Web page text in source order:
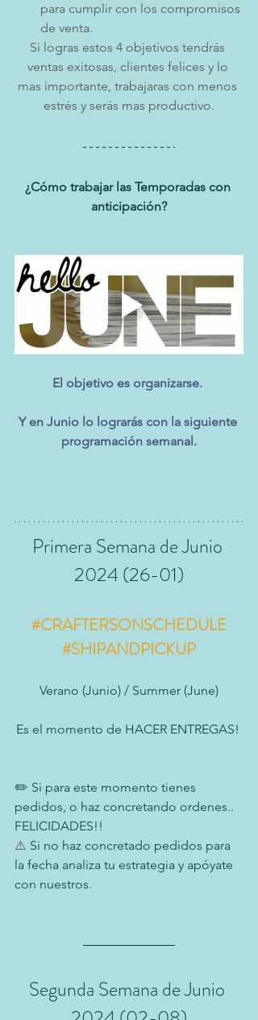
para cumplir con los compromisos
de venta.
Si logras estos 4 objetivos tendrás
ventas exitosas, clientes felices y lo
mas importante, trabajaras con menos
estrés y serás mas productivo.
¿Cómo trabajar las Temporadas con
anticipación?
El objetivo es organizarse.
Y en Junio lo lograrás con la siguiente
programación semanal.
Primera Semana de Junio
2024 (26-01)
#CRAFTERSONSCHEDULE
#SHIPANDPICKUP
Verano (Junio) / Summer (June)
Es el momento de HACER ENTREGAS!
✏️ Si para este momento tienes
pedidos, o haz concretando ordenes..
FELICIDADES!!
⚠️ Si no haz concretado pedidos para
la fecha analiza tu estrategia y apóyate
con nuestros.
Segunda Semana de Junio